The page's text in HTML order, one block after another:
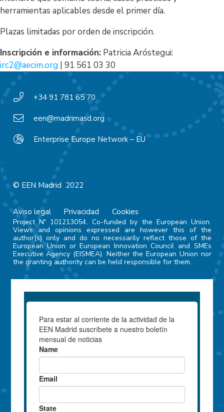
herramientas aplicables desde el primer día.
Plazas limitadas por orden de inscripción.
Inscripción e información: Patricia Aróstegui:
irc2@aecim.org | 91 561 03 30
+34 91 781 65 70
een@madrimasd.org
Enterprise Europe Network – EU
© EEN Madrid 2022
Aviso legal Privacidad Cookies
Project Nº 101213054. Co-funded by the European Union.
Views and opinions expressed are however this of the
author(s) only and do no necessarily reflect those of the
European Union or European Innovation Council and SMEs
Executive Agency (EISMEA). Neither the European Union nor
the granting authority can be held responsible for them.